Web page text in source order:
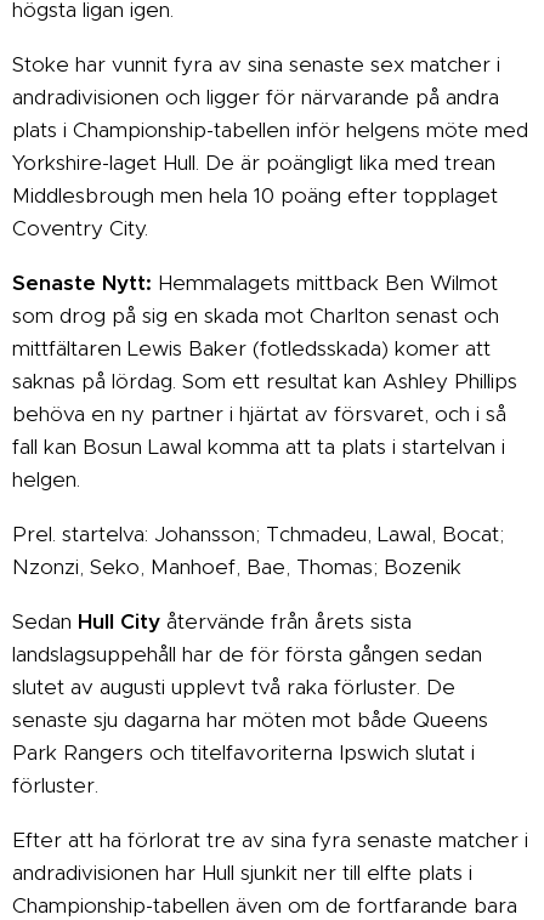
högsta ligan igen.
Stoke har vunnit fyra av sina senaste sex matcher i
andradivisionen och ligger för närvarande på andra
plats i Championship-tabellen inför helgens möte med
Yorkshire-laget Hull. De är poängligt lika med trean
Middlesbrough men hela 10 poäng efter topplaget
Coventry City.
Senaste Nytt: Hemmalagets mittback Ben Wilmot
som drog på sig en skada mot Charlton senast och
mittfältaren Lewis Baker (fotledsskada) komer att
saknas på lördag. Som ett resultat kan Ashley Phillips
behöva en ny partner i hjärtat av försvaret, och i så
fall kan Bosun Lawal komma att ta plats i startelvan i
helgen.
Prel. startelva: Johansson; Tchmadeu, Lawal, Bocat;
Nzonzi, Seko, Manhoef, Bae, Thomas; Bozenik
Sedan Hull City återvände från årets sista
landslagsuppehåll har de för första gången sedan
slutet av augusti upplevt två raka förluster. De
senaste sju dagarna har möten mot både Queens
Park Rangers och titelfavoriterna Ipswich slutat i
förluster.
Efter att ha förlorat tre av sina fyra senaste matcher i
andradivisionen har Hull sjunkit ner till elfte plats i
Championship-tabellen även om de fortfarande bara